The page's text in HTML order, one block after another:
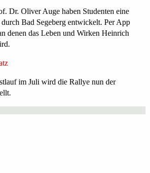
Dr. Oliver Auge haben Studenten eine
Bad Segeberg entwickelt. Per App
denen das Leben und Wirken Heinrich
im Juli wird die Rallye nun der